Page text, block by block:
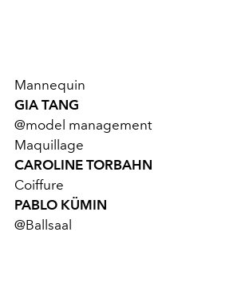
Mannequin
GIA TANG
@model management
Maquillage
CAROLINE TORBAHN
Coiffure
PABLO KÜMIN
@Ballsaal